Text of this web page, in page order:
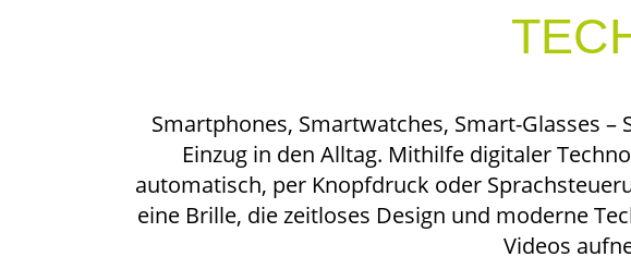
Smartphones, Smartwatches, Smart-Glasses
Einzug in den Alltag. Mithilfe digitaler
automatisch, per Knopfdruck oder
eine Brille, die zeitloses Design und moderne
Videos